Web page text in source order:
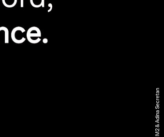
©Mil M2 & Adina Secretan